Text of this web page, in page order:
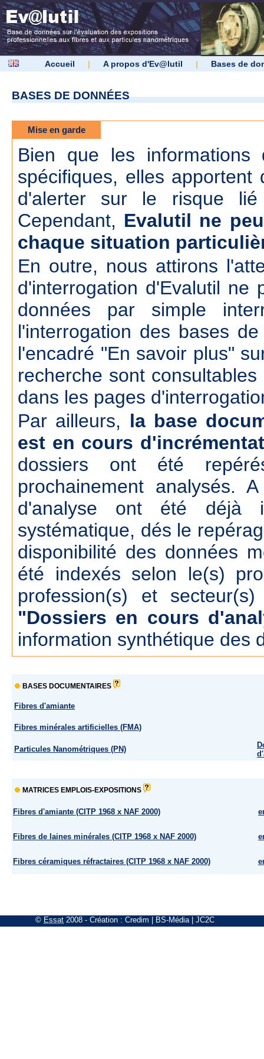
Accueil | A propos d'Ev@lutil | Bases de
BASES DE DONNÉES
Mise en garde
Bien que les informations
spécifiques, elles
d'alerter sur le risque
Cependant, Evalutil ne
chaque situation
En outre, nous attirons
d'interrogation d'Evalutil ne
données par simple
l'interrogation des bases
l'encadré "En savoir plus"
recherche sont
dans les pages
Par ailleurs, la base
est en cours
dossiers ont été
prochainement analysés.
d'analyse ont été déjà
systématique, dés le
disponibilité des données
été indexés selon le(s)
profession(s) et
"Dossiers en cours
information synthétique des
BASES DOCUMENTAIRES
Fibres d'amiante
Fibres minérales artificielles (FMA)
Particules Nanométriques (PN)
MATRICES EMPLOIS-EXPOSITIONS
Fibres d'amiante (CITP 1968 x NAF 2000)
Fibres de laines minérales (CITP 1968 x NAF 2000)
Fibres céramiques réfractaires (CITP 1968 x NAF 2000)
© Essat 2008 - Création : Credim BS-Média| JC2C